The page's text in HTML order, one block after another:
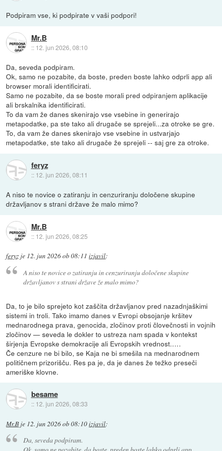
Podpiram vse, ki podpirate v vaši podpori!
Mr.B
:: 12. jun 2026, 08:10
Da, seveda podpiram.
Ok, samo ne pozabite, da boste, preden boste lahko odprli app ali
browser morali identificirati.
Samo ne pozabite, da se boste morali pred odpiranjem aplikacije
ali brskalnika identificirati.
To da vam že danes skenirajo vse vsebine in generirajo
metapodatke, pa ste tako ali drugače se sprejeli...za otroke se gre.
To, da vam že danes skenirajo vse vsebine in ustvarjajo
metapodatke, ste tako ali drugače že sprejeli -- saj gre za otroke.
feryz
:: 12. jun 2026, 08:11
A niso te novice o zatiranju in cenzuriranju določene skupine
državljanov s strani države že malo mimo?
Mr.B
:: 12. jun 2026, 08:25
feryz je 12. jun 2026 ob 08:11 izjavil:
A niso te novice o zatiranju in cenzuriranju določene skupine
državljanov s strani države že malo mimo?
Da, to je bilo sprejeto kot zaščita državljanov pred nazadnjaškimi
sistemi in troli. Tako imamo danes v Evropi obsojanje kršitev
mednarodnega prava, genocida, zločinov proti človečnosti in vojnih
zločinov — seveda le dokler to ustreza nam spada v kontekst
širjenja Evropske demokracije ali Evropskih vrednost.….
Če cenzure ne bi bilo, se Kaja ne bi smešila na mednarodnem
političnem prizorišču. Res pa je, da je danes že težko preseči
ameriške klovne.
besame
:: 12. jun 2026, 08:33
Mr.B je 12. jun 2026 ob 08:10izjavil:
Da, seveda podpiram.